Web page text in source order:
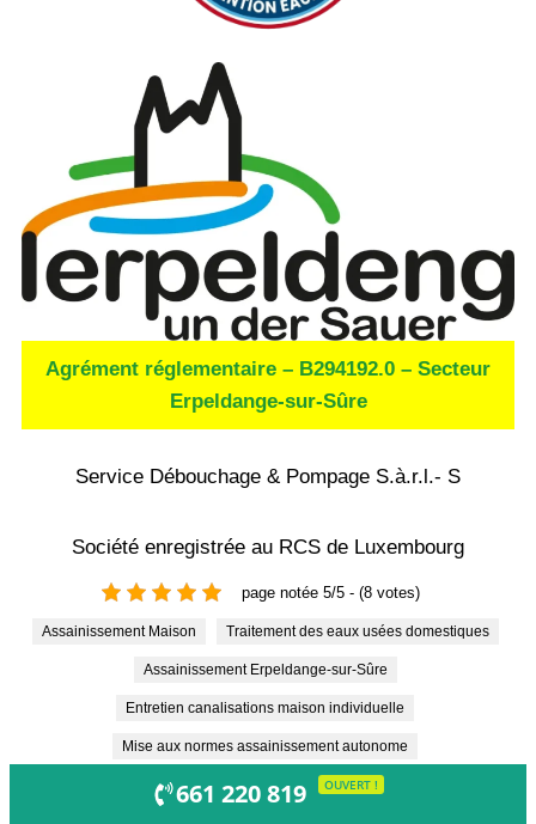
Agrément réglementaire – B294192.0 – Secteur
Erpeldange-sur-Sûre
Service Débouchage & Pompage S.à.r.l.- S
Société enregistrée au RCS de Luxembourg
page notée 5/5 - (8 votes)
Assainissement Maison Traitement des eaux usées domestiques
Assainissement Erpeldange-sur-Sûre
Entretien canalisations maison individuelle
Mise aux normes assainissement autonome
661 220 819 OUVERT !